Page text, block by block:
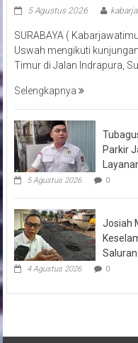
5 Agustus 2026
SURABAYA (
Uswah mengikuti
Timur di Jalan Indrapura,
Selengkapnya
Parkir
5 Agustus 2026 0
Josiah
4 Agustus 2026 0